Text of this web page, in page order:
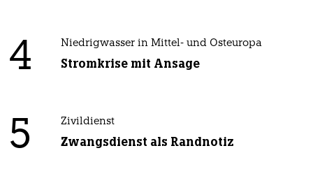
4 Niedrigwasser in Mittel- und Osteuropa
Stromkrise mit Ansage
5 Zivildienst
Zwangsdienst als Randnotiz